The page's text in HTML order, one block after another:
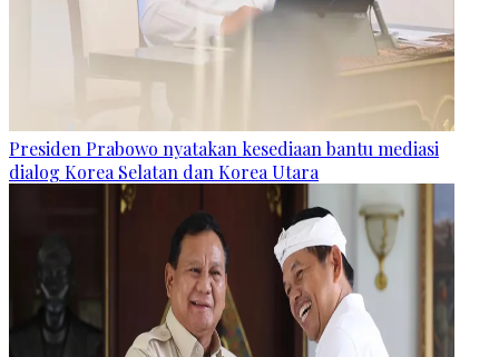
Presiden Prabowo nyatakan kesediaan bantu mediasi
dialog Korea Selatan dan Korea Utara